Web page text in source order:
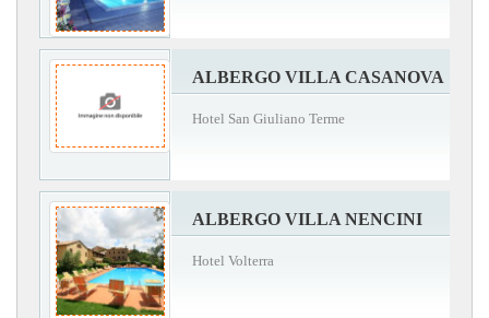
ALBERGO VILLA CASANOVA
Hotel San Giuliano Terme
ALBERGO VILLA NENCINI
Hotel Volterra